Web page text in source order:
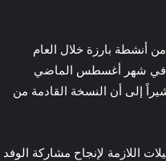
أنشطة بارزة خلال العام
في شهر أغسطس الماضي
إلى أن النسخة القادمة من
اللازمة لإنجاح مشاركة الوفد